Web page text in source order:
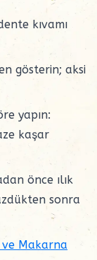
kıvamı
gösterin; aksi
yapın:
kaşar
önce ılık
sonra
ve Makarna